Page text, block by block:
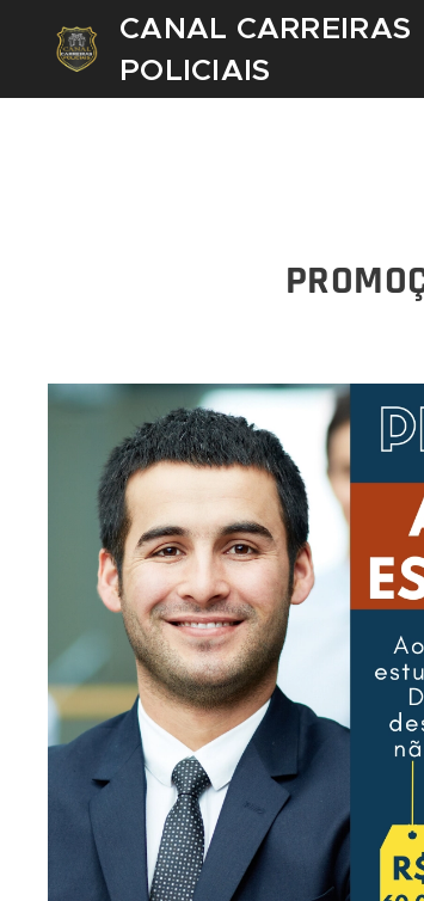
CANAL CARREIRAS
POLICIAIS